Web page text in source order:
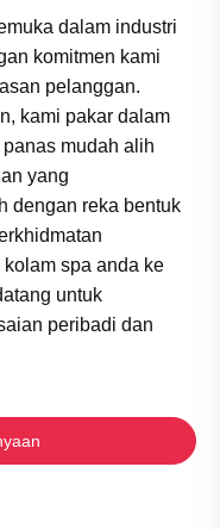
dalam industri
komitmen kami
pelanggan.
kami pakar dalam
mudah alih
yang
dengan reka bentuk
spa anda ke
untuk
peribadi dan